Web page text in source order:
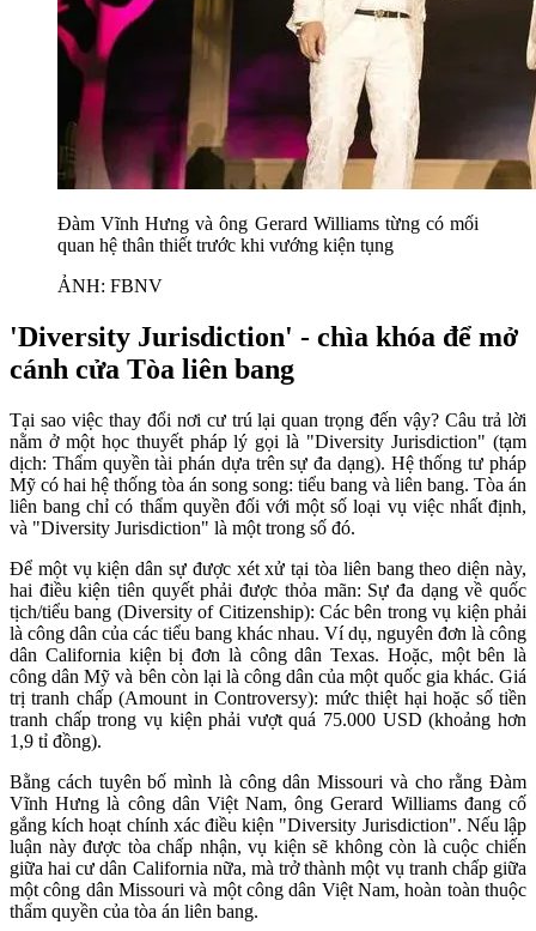
Đàm Vĩnh Hưng và ông Gerard Williams từng có mối
quan hệ thân thiết trước khi vướng kiện tụng
ẢNH: FBNV
'Diversity Jurisdiction' - chìa khóa để mở
cánh cửa Tòa liên bang
Tại sao việc thay đổi nơi cư trú lại quan trọng đến vậy? Câu trả lời
nằm ở một học thuyết pháp lý gọi là "Diversity Jurisdiction" (tạm
dịch: Thẩm quyền tài phán dựa trên sự đa dạng). Hệ thống tư pháp
Mỹ có hai hệ thống tòa án song song: tiểu bang và liên bang. Tòa án
liên bang chỉ có thẩm quyền đối với một số loại vụ việc nhất định,
và "Diversity Jurisdiction" là một trong số đó.
Để một vụ kiện dân sự được xét xử tại tòa liên bang theo diện này,
hai điều kiện tiên quyết phải được thỏa mãn: Sự đa dạng về quốc
tịch/tiểu bang (Diversity of Citizenship): Các bên trong vụ kiện phải
là công dân của các tiểu bang khác nhau. Ví dụ, nguyên đơn là công
dân California kiện bị đơn là công dân Texas. Hoặc, một bên là
công dân Mỹ và bên còn lại là công dân của một quốc gia khác. Giá
trị tranh chấp (Amount in Controversy): mức thiệt hại hoặc số tiền
tranh chấp trong vụ kiện phải vượt quá 75.000 USD (khoảng hơn
1,9 tỉ đồng).
Bằng cách tuyên bố mình là công dân Missouri và cho rằng Đàm
Vĩnh Hưng là công dân Việt Nam, ông Gerard Williams đang cố
gắng kích hoạt chính xác điều kiện "Diversity Jurisdiction". Nếu lập
luận này được tòa chấp nhận, vụ kiện sẽ không còn là cuộc chiến
giữa hai cư dân California nữa, mà trở thành một vụ tranh chấp giữa
một công dân Missouri và một công dân Việt Nam, hoàn toàn thuộc
thẩm quyền của tòa án liên bang.